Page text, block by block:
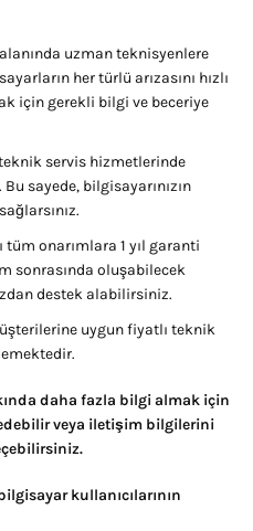
uzman teknisyenlere
her türlü arızasını hızlı
için gerekli bilgi ve beceriye
servis hizmetlerinde
sayede, bilgisayarınızın
tüm onarımlara 1 yıl garanti
sonrasında oluşabilecek
destek alabilirsiniz.
uygun fiyatlı teknik
daha fazla bilgi almak için
veya iletişim bilgilerini
kullanıcılarının